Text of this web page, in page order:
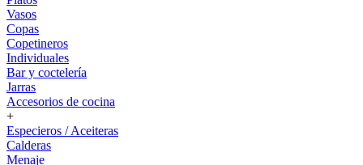
Vasos
Copas
Copetineros
Individuales
Bar y coctelería
Jarras
Accesorios de cocina
+
Especieros / Aceiteras
Calderas
Menaje